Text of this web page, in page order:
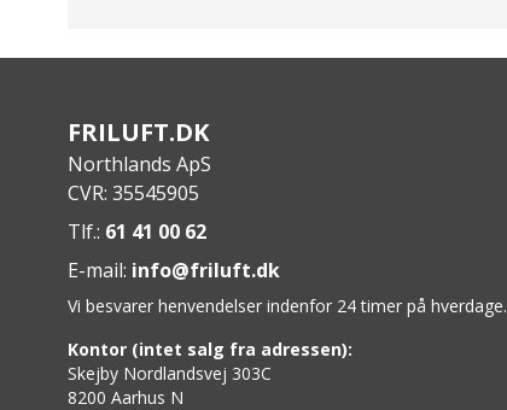
FRILUFT.DK
Northlands ApS
CVR: 35545905
Tlf.: 61 41 00 62
E-mail: info@friluft.dk
Vi besvarer henvendelser indenfor 24 timer på hverdage.
Kontor (intet salg fra adressen):
Skejby Nordlandsvej 303C
8200 Aarhus N